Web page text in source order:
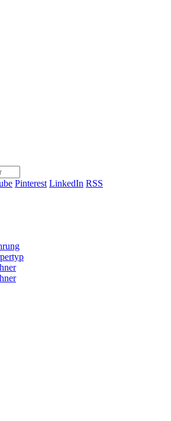
Pinterest LinkedIn RSS